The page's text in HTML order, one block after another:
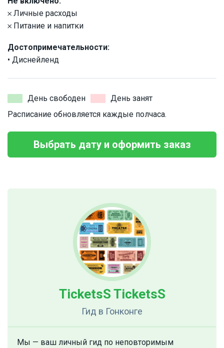
𐄂 Личные расходы
𐄂 Питание и напитки
Достопримечательности:
• Диснейленд
День свободен
День занят
Расписание обновляется каждые полчаса.
Выбрать дату и оформить заказ
TicketsS TicketsS
Гид в Гонконге
Мы — ваш личный гид по неповторимым